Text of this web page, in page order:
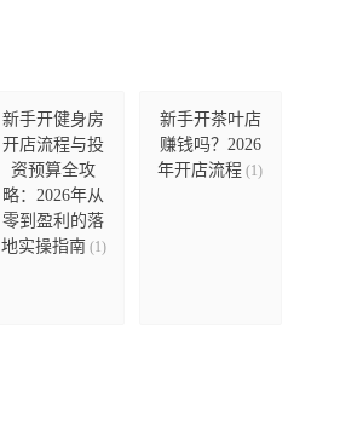
新手开健身房
开店流程与投
资预算全攻
略：2026年从
零到盈利的落
地实操指南 (1)
新手开茶叶店
赚钱吗？2026
年开店流程 (1)